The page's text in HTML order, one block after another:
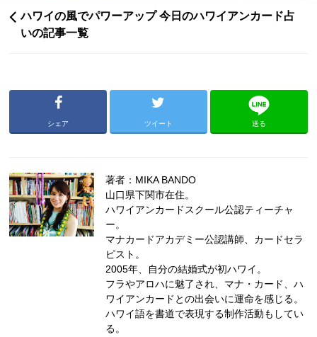
ハワイの風でパワーアップ 今日のハワイアンカード占
いの記事一覧
シェア ツイート 送る
著者：MIKA BANDO
山口県下関市在住。
ハワイアンカードスクール公認ティーチャ
ー。
マナカードアカデミー公認講師、カードセラ
ピスト。
2005年、自分の結婚式が初ハワイ。
フラやアロハに魅了され、マナ・カード、ハ
ワイアンカードとの出会いに運命を感じる。
ハワイ語を書道で表現する制作活動もしてい
る。